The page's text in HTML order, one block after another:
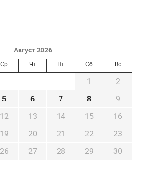
Август 2026
Ср Чт Пт Сб Вс
1
2
5 6 7 8
9
12 13 14 15
16
19 20 21 22
23
26 27 28 29
30